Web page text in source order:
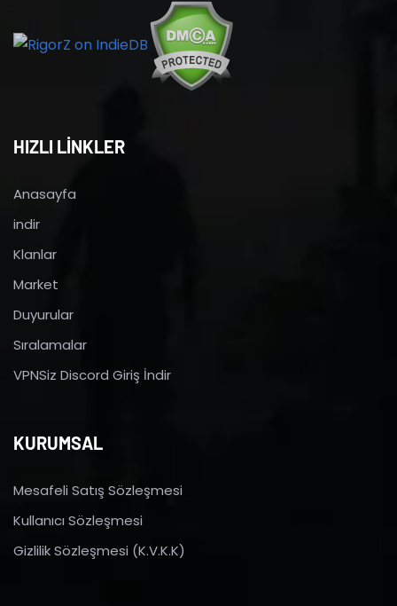
HIZLI LİNKLER
Anasayfa
indir
Klanlar
Market
Duyurular
Sıralamalar
VPNSiz Discord Giriş İndir
KURUMSAL
Mesafeli Satış Sözleşmesi
Kullanıcı Sözleşmesi
Gizlilik Sözleşmesi (K.V.K.K)